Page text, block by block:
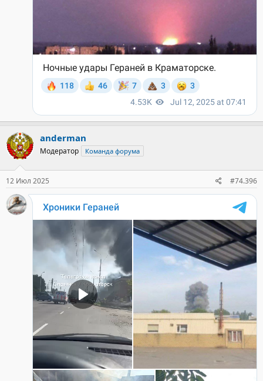
anderman
Модератор Команда форума
12 Июл 2025 #74.396